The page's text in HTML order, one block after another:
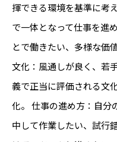
揮できる環境を基準に考
で一体となって仕事を進
とで働きたい、多様な価
文化：風通しが良く、若
義で正当に評価される文
化。 仕事の進め方：自分
中して作業したい、試行